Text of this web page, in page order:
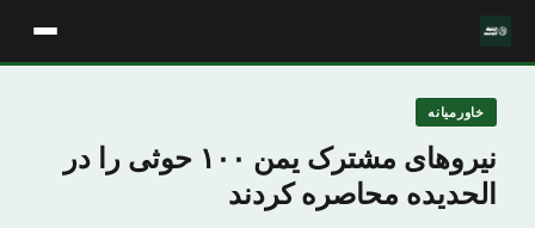
خاورمیانه
نیروهای مشترک یمن ۱۰۰ حوثی را در
الحدیده محاصره کردند